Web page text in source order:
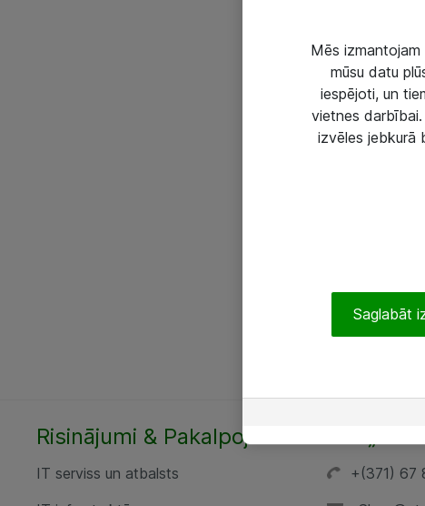
Risinājumi & Pakalpojumi
IT serviss un atbalsts
+(371) 67
Mēs izmantojam
mūsu datu
iespējoti, un
vietnes
izvēles jebkurā
Saglabāt